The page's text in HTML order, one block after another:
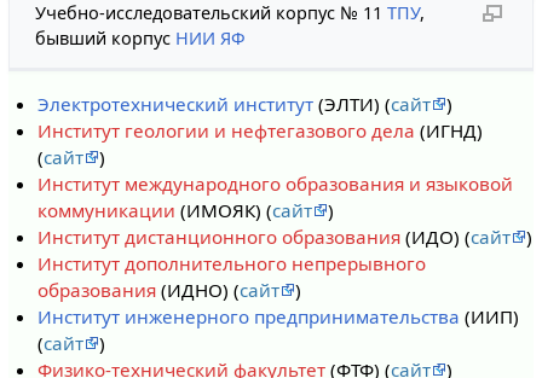
Учебно-исследовательский корпус № 11ТПУ,
бывший корпус НИИ ЯФ
Электротехнический институт (ЭЛТИ) (сайт
)
Институт геологии и нефтегазового дела (ИГНД)
(сайт
)
Институт международного образования и языковой
коммуникации (ИМОЯК) (сайт
)
Институт дистанционного образования (ИДО) (сайт
)
Институт дополнительного непрерывного
образования (ИДНО) (сайт
)
Институт инженерного предпринимательства (ИИП)
(сайт
)
Физико-технический факультет (ФТФ) (сайт
)